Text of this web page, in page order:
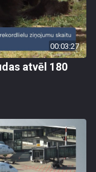
00:03:27
atvēl 180